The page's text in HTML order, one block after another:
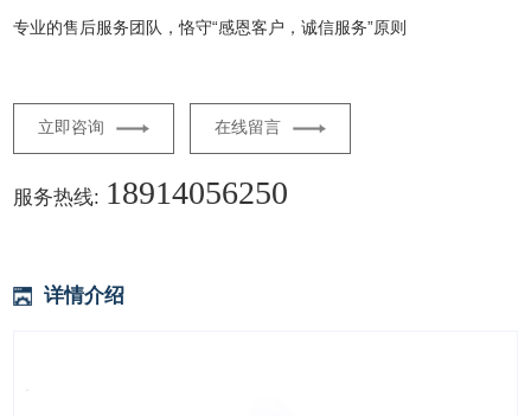
专业的售后服务团队，恪守“感恩客户，诚信服务”原则
立即咨询 在线留言
服务热线: 18914056250
详情介绍